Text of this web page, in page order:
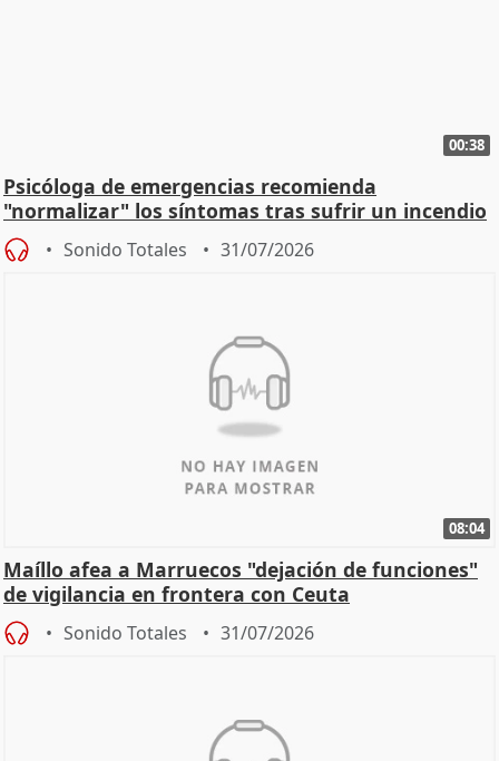
00:38
Psicóloga de emergencias recomienda
"normalizar" los síntomas tras sufrir un incendio
Sonido Totales 31/07/2026
08:04
Maíllo afea a Marruecos "dejación de funciones"
de vigilancia en frontera con Ceuta
Sonido Totales 31/07/2026